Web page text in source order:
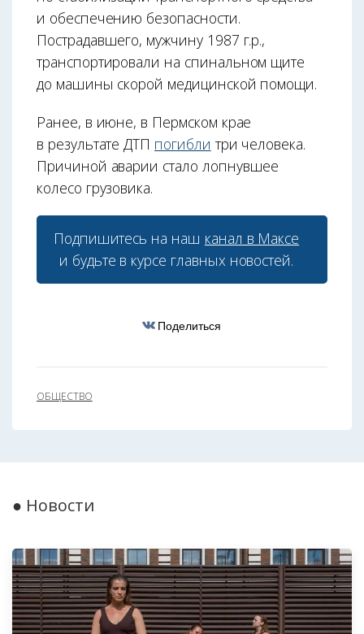
и обеспечению безопасности.
Пострадавшего, мужчину 1987 г.р.,
транспортировали на спинальном щите
до машины скорой медицинской помощи.
Ранее, в июне, в Пермском крае
в результате ДТП погибли три человека.
Причиной аварии стало лопнувшее
колесо грузовика.
Подпишитесь на наш канал в Максе
и будьте в курсе главных новостей.
Поделиться
ОБЩЕСТВО
● Новости